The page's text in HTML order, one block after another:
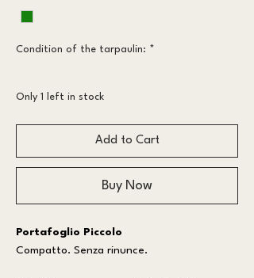
Condition of the tarpaulin: *
Only 1 left in stock
Add to Cart
Buy Now
Portafoglio Piccolo
Compatto. Senza rinunce.